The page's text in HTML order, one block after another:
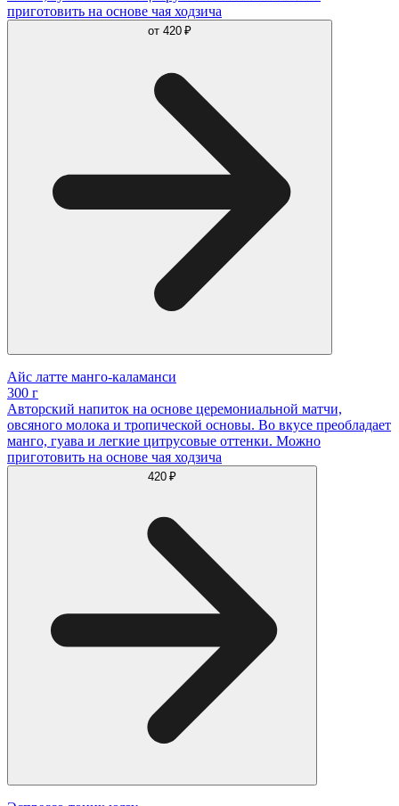
приготовить на основе чая ходзича
от 420 ₽
Айс латте манго-каламанси
300 г
Авторский напиток на основе церемониальной матчи,
овсяного молока и тропической основы. Во вкусе преобладает
манго, гуава и легкие цитрусовые оттенки. Можно
приготовить на основе чая ходзича
420 ₽